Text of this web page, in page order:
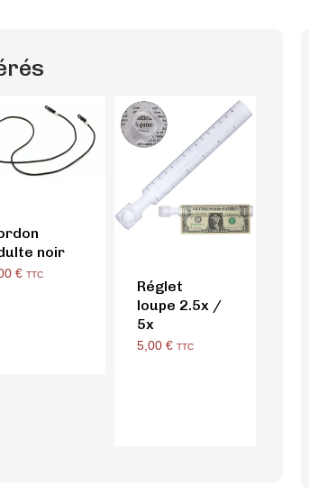
noir
€ TTC
Réglet
loupe 2.5x /
5x
5,00 € TTC